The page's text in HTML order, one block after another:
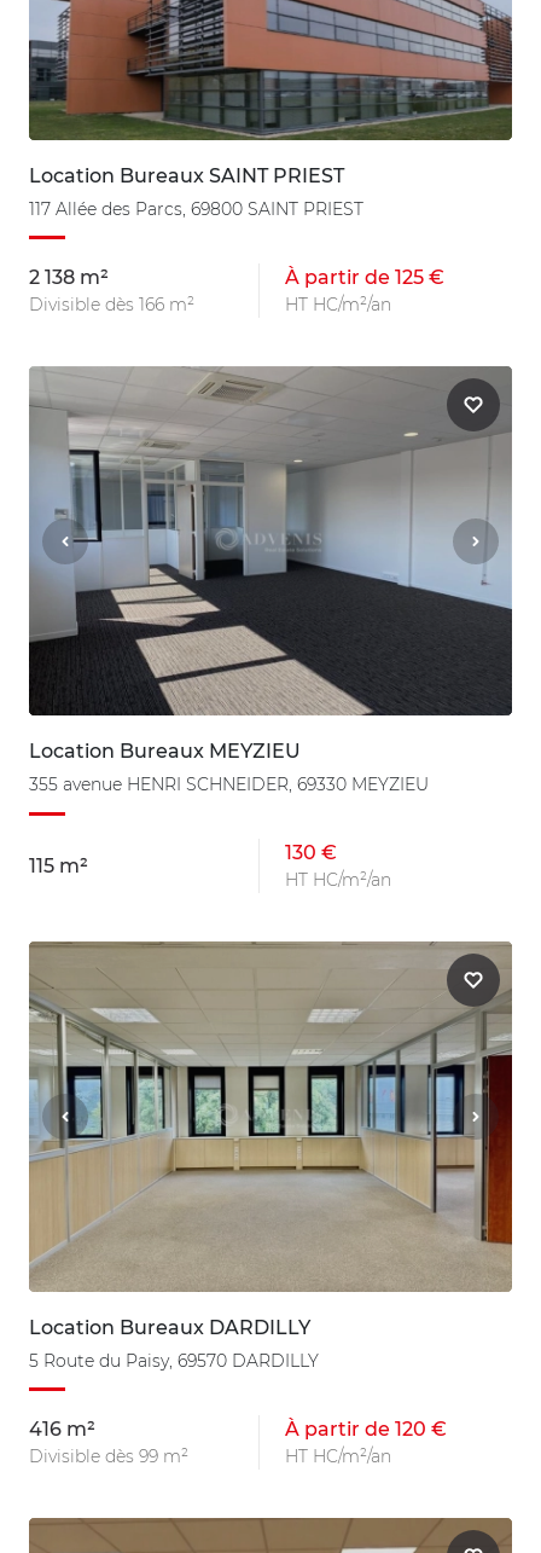
Location Bureaux SAINT PRIEST
117 Allée des Parcs, 69800 SAINT PRIEST
2 138 m²
Divisible dès 166 m²
À partir de 125 €
HT HC/m²/an
Location Bureaux MEYZIEU
355 avenue HENRI SCHNEIDER, 69330 MEYZIEU
115 m²
130 €
HT HC/m²/an
Location Bureaux DARDILLY
5 Route du Paisy, 69570 DARDILLY
416 m²
Divisible dès 99 m²
À partir de 120 €
HT HC/m²/an